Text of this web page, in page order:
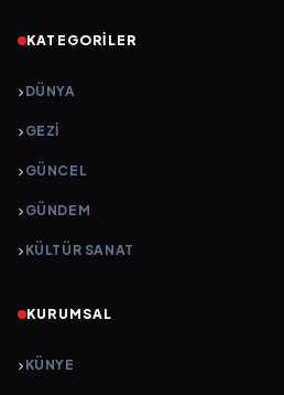
KATEGORILER
DÜNYA
GEZI
GÜNCEL
GÜNDEM
KÜLTÜR SANAT
KURUMSAL
KÜNYE